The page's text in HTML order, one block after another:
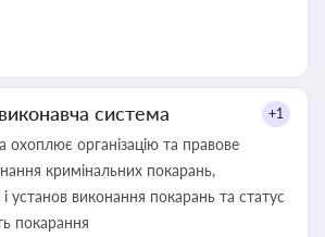
система +1
охоплює організацію та правове
кримінальних покарань,
і установ виконання покарань та статус
покарання